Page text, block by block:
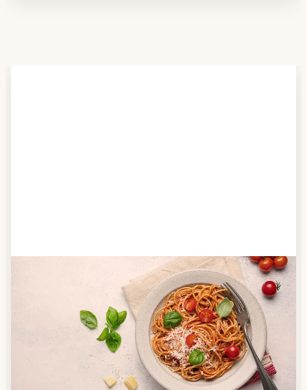
Anbieter finden
Nutzen Sie unsere große Mahlzeiten-Dienst-Suche,
um herauszufinden, welche Anbieter es in Ihrer
Region gibt und welcher am besten zu Ihnen passt.
Verschaffen Sie sich auch einen Überblick über die